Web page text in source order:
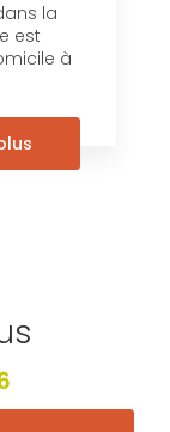
la
est
à